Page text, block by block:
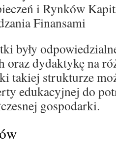
i Rynków
Finansami
były
oraz dydaktykę na
takiej strukturze
edukacyjnej do
gospodarki.